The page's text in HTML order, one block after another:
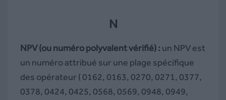
N
NPV (ou numéro polyvalent vérifié) : un NPV est
un numéro attribué sur une plage spécifique
des opérateur ( 0162, 0163, 0270, 0271, 0377,
0378, 0424, 0425, 0568, 0569, 0948, 0949,